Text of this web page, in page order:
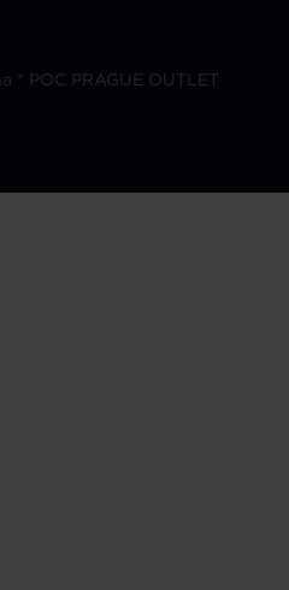
® POC PRAGUE OUTLET